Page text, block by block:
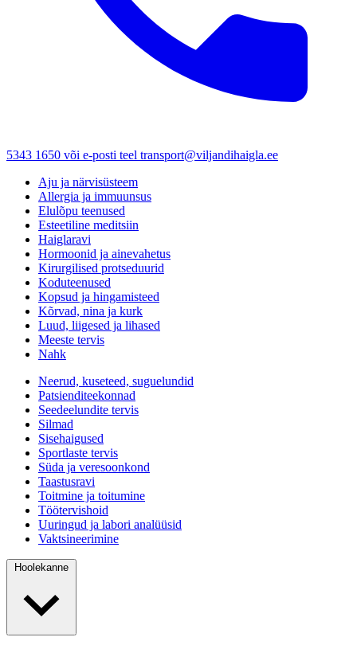
5343 1650 või e-posti teel transport@viljandihaigla.ee
Aju ja närvisüsteem
Allergia ja immuunsus
Elulõpu teenused
Esteetiline meditsiin
Haiglaravi
Hormoonid ja ainevahetus
Kirurgilised protseduurid
Koduteenused
Kopsud ja hingamisteed
Kõrvad, nina ja kurk
Luud, liigesed ja lihased
Meeste tervis
Nahk
Neerud, kuseteed, suguelundid
Patsienditeekonnad
Seedeelundite tervis
Silmad
Sisehaigused
Sportlaste tervis
Süda ja veresoonkond
Taastusravi
Toitmine ja toitumine
Töötervishoid
Uuringud ja labori analüüsid
Vaktsineerimine
Hoolekanne